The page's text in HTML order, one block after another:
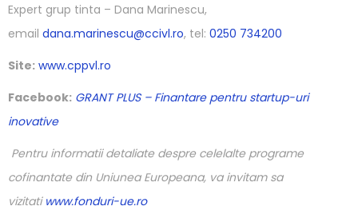
Expert grup tinta – Dana Marinescu,
email dana.marinescu@ccivl.ro, tel: 0250 734200
Site: www.cppvl.ro
Facebook: GRANT PLUS – Finantare pentru startup-uri
inovative
Pentru informatii detaliate despre celelalte programe
cofinantate din Uniunea Europeana, va invitam sa
vizitati www.fonduri-ue.ro